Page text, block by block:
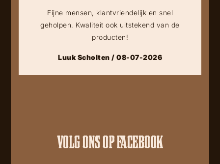
Fijne mensen, klantvriendelijk en snel
geholpen. Kwaliteit ook uitstekend van de
producten!
Luuk Scholten / 08-07-2026
VOLG ONS OP FACEBOOK